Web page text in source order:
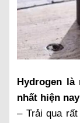
Hydrogen là
nhất hiện nay
– Trải qua